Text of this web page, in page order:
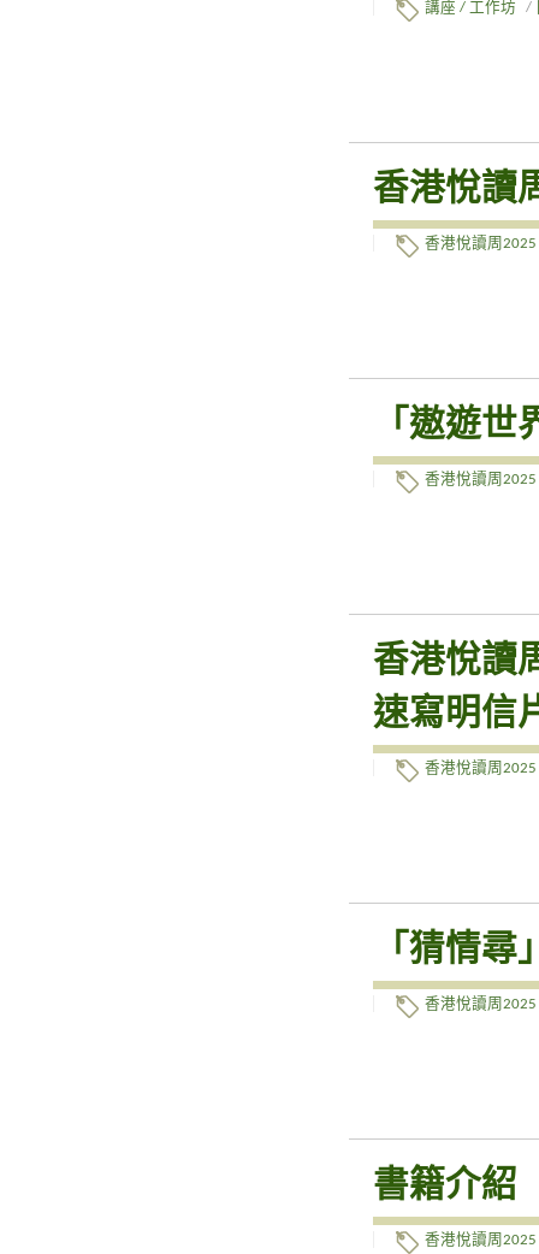
講座 / 工作坊 /
香港悅讀
香港悅讀周2025
「遨遊
香港悅讀周2025
香港悅讀
速寫明信
香港悅讀周2025
「猜情
香港悅讀周2025
書籍介紹
香港悅讀周2025